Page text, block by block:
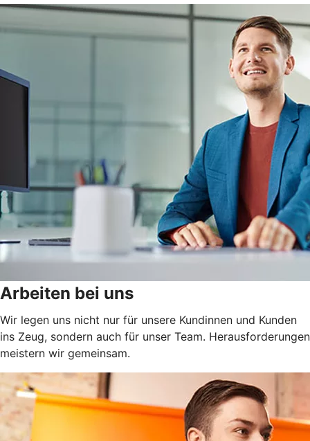
Arbeiten bei uns
Wir legen uns nicht nur für unsere Kundinnen und Kunden
ins Zeug, sondern auch für unser Team. Herausforderungen
meistern wir gemeinsam.